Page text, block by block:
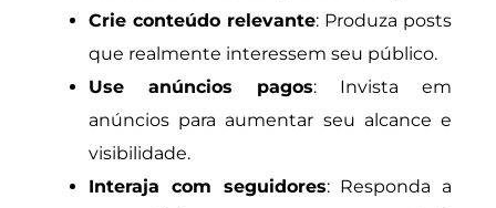
Crie conteúdo relevante: Produza posts
que realmente interessem seu público.
Use anúncios pagos: Invista em
anúncios para aumentar seu alcance e
visibilidade.
Interaja com seguidores: Responda a